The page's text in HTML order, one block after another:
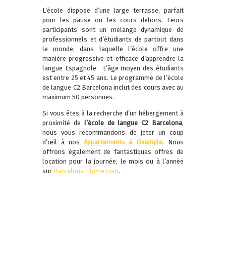
L’école dispose d’une large terrasse, parfait
pour les pause ou les cours dehors. Leurs
participants sont un mélange dynamique de
professionnels et d’étudiants de partout dans
le monde, dans laquelle l’école offre une
manière progressive et efficace d’apprendre la
langue Espagnole. L’âge moyen des étudiants
est entre 25 et 45 ans. Le programme de l’école
de langue C2 Barcelona inclut des cours avec au
maximum 50 personnes.
Si vous êtes à la recherche d’un hébergement à
proximité de l’école de langue C2 Barcelona,
nous vous recommandons de jeter un coup
d’œil à nos Appartements à Eixample. Nous
offrons également de fantastiques offres de
location pour la journée, le mois ou à l’année
sur Barcelona-Home.com.